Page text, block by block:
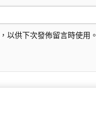
以供下次發佈留言時使用。